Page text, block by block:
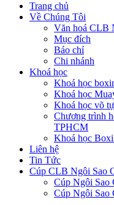
Trang chủ
Về Chúng Tôi
Văn hoá CLB
Mục đích
Báo chí
Chi nhánh
Khoá học
Khoá học
Khoá học
Khoá học võ
Chương trình
TPHCM
Khoá học
Liên hệ
Tin Tức
Cúp CLB Ngôi Sao
Cúp Ngôi Sao
Cúp Ngôi Sao